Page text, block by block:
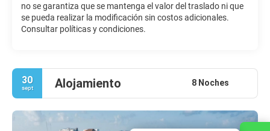
no se garantiza que se mantenga el valor del traslado ni que
se pueda realizar la modificación sin costos adicionales.
Consultar políticas y condiciones.
30
sept Alojamiento 8 Noches